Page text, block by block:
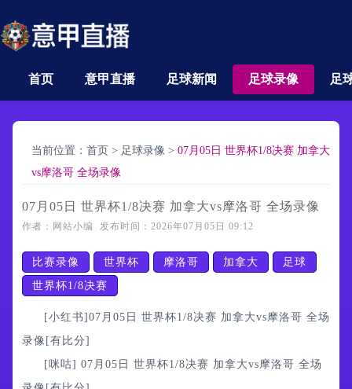
首页 意甲直播 足球新闻 足球录像 足
当前位置： 首页 > 足球录像 > 07月05日 世界杯1/8决赛 加拿大
vs摩洛哥 全场录像
07月05日 世界杯1/8决赛 加拿大vs摩洛哥 全场录像
作者：网站小编 发布时间：2026年07月05日 09:12
比赛录像 世界杯 摩洛哥 加拿大
足球
世界杯1/8决赛
[小红书]07月05日 世界杯1/8决赛 加拿大vs摩洛哥 全场
录像[有比分]
[咪咕] 07月05日 世界杯1/8决赛 加拿大vs摩洛哥 全场